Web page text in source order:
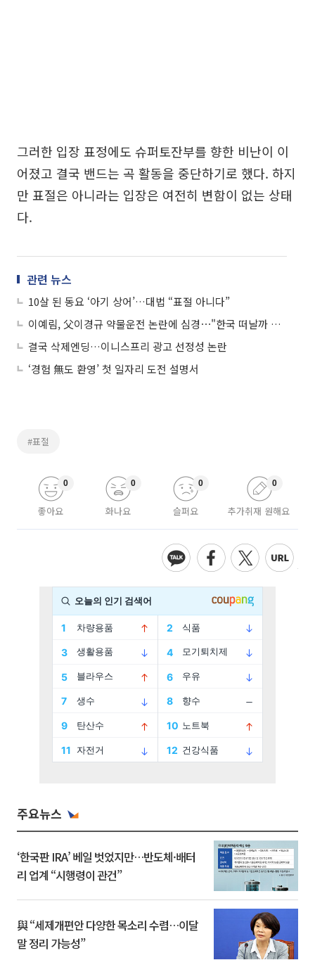
그러한 입장 표정에도 슈퍼토잔부를 향한 비난이 이
어졌고 결국 밴드는 곡 활동을 중단하기로 했다. 하지
만 표절은 아니라는 입장은 여전히 변함이 없는 상태
다.
관련 뉴스
10살 된 동요 ‘아기 상어’…대법 “표절 아니다”
이예림, 父이경규 약물운전 논란에 심경⋯"한국 떠날까 고민"
결국 삭제엔딩…이니스프리 광고 선정성 논란
‘경험 無도 환영’ 첫 일자리 도전 설명서
#표절
좋아요
0
화나요
0
슬퍼요
0
추가취재 원해요
0
주요뉴스
‘한국판 IRA’ 베일 벗었지만…반도체·배터
리 업계 “시행령이 관건”
與 “세제개편안 다양한 목소리 수렴…이달
말 정리 가능성”